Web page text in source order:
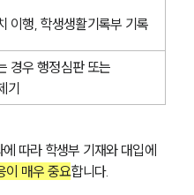
이행, 학생생활기록부 기록
경우 행정심판 또는
기
따라 학생부 기재와 대입에
이 매우 중요합니다.